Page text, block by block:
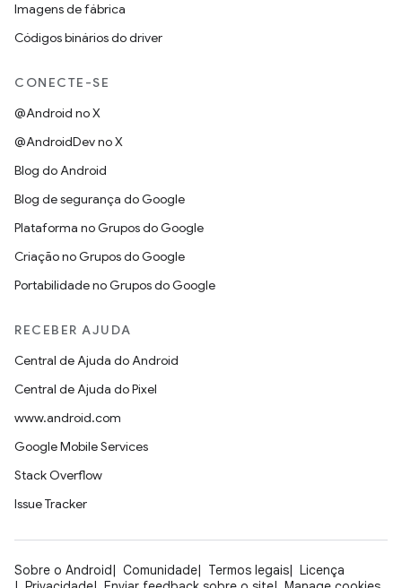
Imagens de fábrica
Códigos binários do driver
CONECTE-SE
@Android no X
@AndroidDev no X
Blog do Android
Blog de segurança do Google
Plataforma no Grupos do Google
Criação no Grupos do Google
Portabilidade no Grupos do Google
RECEBER AJUDA
Central de Ajuda do Android
Central de Ajuda do Pixel
www.android.com
Google Mobile Services
Stack Overflow
Issue Tracker
Sobre o Android Comunidade Termos legais
Licença